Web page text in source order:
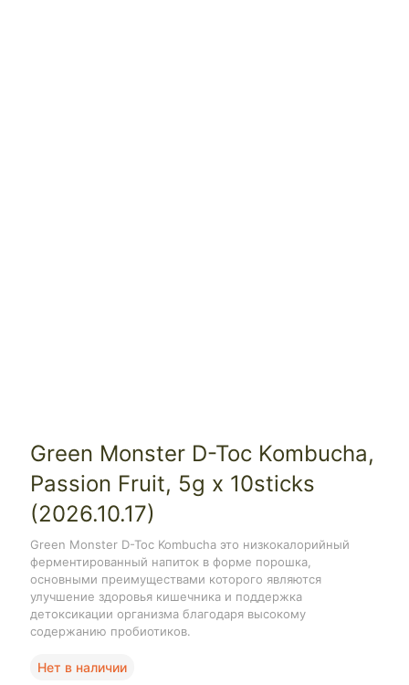
Green Monster D-Toc Kombucha,
Passion Fruit, 5g x 10sticks
(2026.10.17)
Green Monster D-Toc Kombucha это низкокалорийный
ферментированный напиток в форме порошка,
основными преимуществами которого являются
улучшение здоровья кишечника и поддержка
детоксикации организма благодаря высокому
содержанию пробиотиков.
Нет в наличии